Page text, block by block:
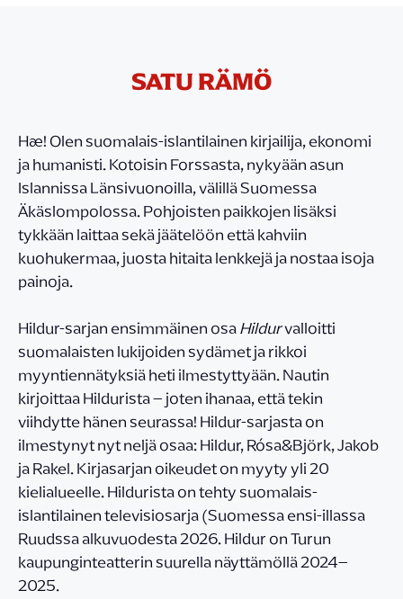
SATU RÄMÖ
Hæ! Olen suomalais-islantilainen kirjailija, ekonomi
ja humanisti. Kotoisin Forssasta, nykyään asun
Islannissa Länsivuonoilla, välillä Suomessa
Äkäslompolossa. Pohjoisten paikkojen lisäksi
tykkään laittaa sekä jäätelöön että kahviin
kuohukermaa, juosta hitaita lenkkejä ja nostaa isoja
painoja.
Hildur-sarjan ensimmäinen osaHildurvalloitti
suomalaisten lukijoiden sydämet ja rikkoi
myyntiennätyksiä heti ilmestyttyään. Nautin
kirjoittaa Hildurista – joten ihanaa, että tekin
viihdytte hänen seurassa! Hildur-sarjasta on
ilmestynyt nyt neljä osaa: Hildur, Rósa&Björk, Jakob
ja Rakel. Kirjasarjan oikeudet on myyty yli 20
kielialueelle. Hildurista on tehty suomalais-
islantilainen televisiosarja (Suomessa ensi-illassa
Ruudssa alkuvuodesta 2026. Hildur on Turun
kaupunginteatterin suurella näyttämöllä 2024–
2025.